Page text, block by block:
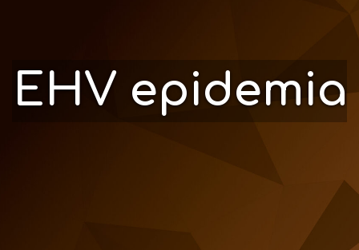
Ä
S
EHV epidemia